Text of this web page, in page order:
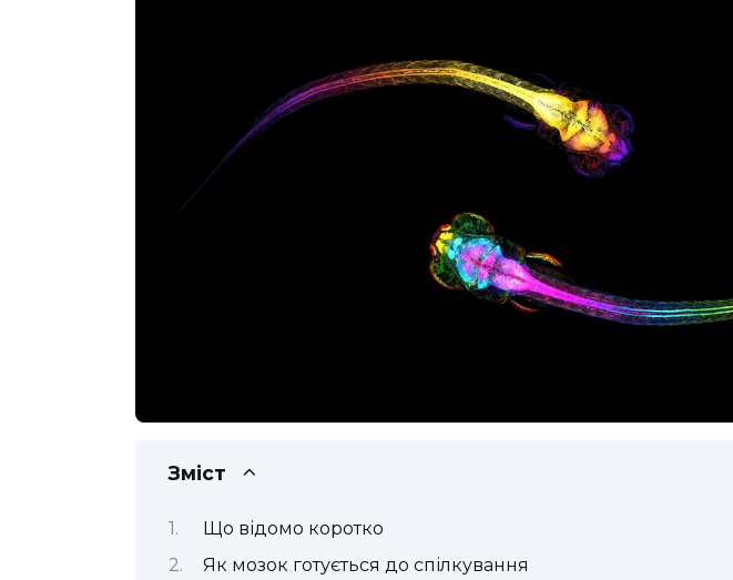
Зміст
Що відомо коротко
Як мозок готується до спілкування